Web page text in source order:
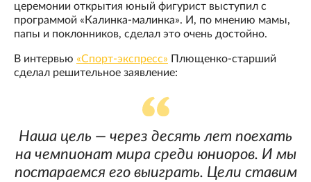
церемонии открытия юный фигурист выступил с
программой «Калинка-малинка». И, по мнению мамы,
папы и поклонников, сделал это очень достойно.
В интервью «Спорт-экспресс» Плющенко-старший
сделал решительное заявление:
Наша цель — через десять лет поехать
на чемпионат мира среди юниоров. И мы
постараемся его выиграть. Цели ставим